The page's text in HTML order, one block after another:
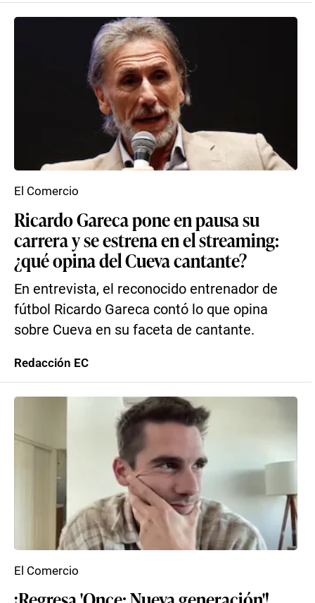
Ricardo Gareca pone en pausa su
carrera y se estrena en el streaming:
¿qué opina del Cueva cantante?
En entrevista, el reconocido entrenador de
fútbol Ricardo Gareca contó lo que opina
sobre Cueva en su faceta de cantante.
El Comercio
Redacción EC
El Comercio